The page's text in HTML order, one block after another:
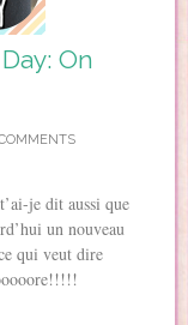
On
je dit aussi que
un nouveau
qui veut dire